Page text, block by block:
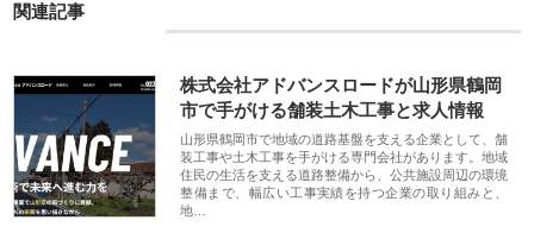
関連記事
株式会社アドバンスロードが山形県鶴岡
市で手がける舗装土木工事と求人情報
山形県鶴岡市で地域の道路基盤を支える企業として、舗
装工事や土木工事を手がける専門会社があります。地域
住民の生活を支える道路整備から、公共施設周辺の環境
整備まで、幅広い工事実績を持つ企業の取り組みと、
地…